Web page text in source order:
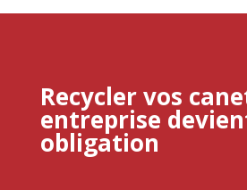
Recycler vos
entreprise
obligation